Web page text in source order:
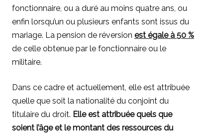
fonctionnaire, ou a duré au moins quatre ans, ou
enfin lorsqu’un ou plusieurs enfants sont issus du
mariage. La pension de réversion est égale à 50 %
de celle obtenue par le fonctionnaire ou le
militaire.
Dans ce cadre et actuellement, elle est attribuée
quelle que soit la nationalité du conjoint du
titulaire du droit. Elle est attribuée quels que
soient l’âge et le montant des ressources du